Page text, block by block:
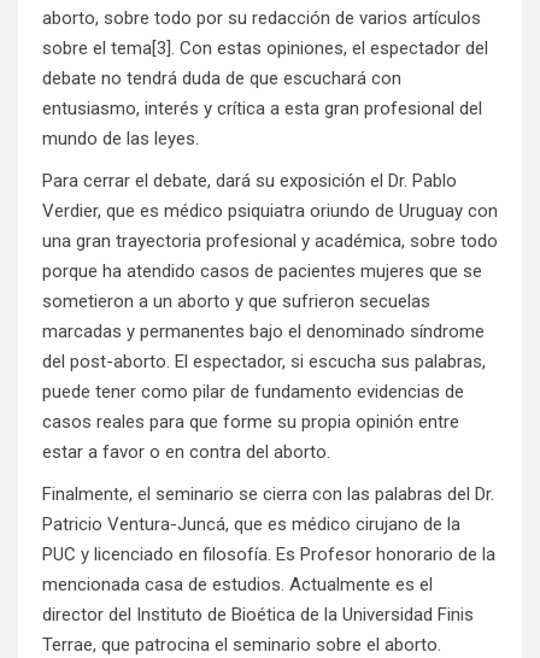
aborto, sobre todo por su redacción de varios artículos
sobre el tema[3]. Con estas opiniones, el espectador del
debate no tendrá duda de que escuchará con
entusiasmo, interés y crítica a esta gran profesional del
mundo de las leyes.
Para cerrar el debate, dará su exposición el Dr. Pablo
Verdier, que es médico psiquiatra oriundo de Uruguay con
una gran trayectoria profesional y académica, sobre todo
porque ha atendido casos de pacientes mujeres que se
sometieron a un aborto y que sufrieron secuelas
marcadas y permanentes bajo el denominado síndrome
del post-aborto. El espectador, si escucha sus palabras,
puede tener como pilar de fundamento evidencias de
casos reales para que forme su propia opinión entre
estar a favor o en contra del aborto.
Finalmente, el seminario se cierra con las palabras del Dr.
Patricio Ventura-Juncá, que es médico cirujano de la
PUC y licenciado en filosofía. Es Profesor honorario de la
mencionada casa de estudios. Actualmente es el
director del Instituto de Bioética de la Universidad Finis
Terrae, que patrocina el seminario sobre el aborto.